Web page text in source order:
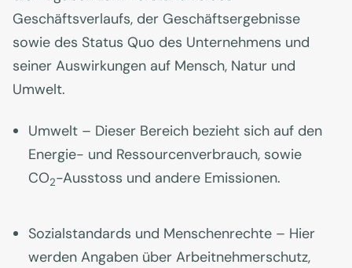
Geschäftsverlaufs, der Geschäftsergebnisse
sowie des Status Quo des Unternehmens und
seiner Auswirkungen auf Mensch, Natur und
Umwelt.
Umwelt – Dieser Bereich bezieht sich auf den
Energie- und Ressourcenverbrauch, sowie
CO2-Ausstoss und andere Emissionen.
Sozialstandards und Menschenrechte – Hier
werden Angaben über Arbeitnehmerschutz,